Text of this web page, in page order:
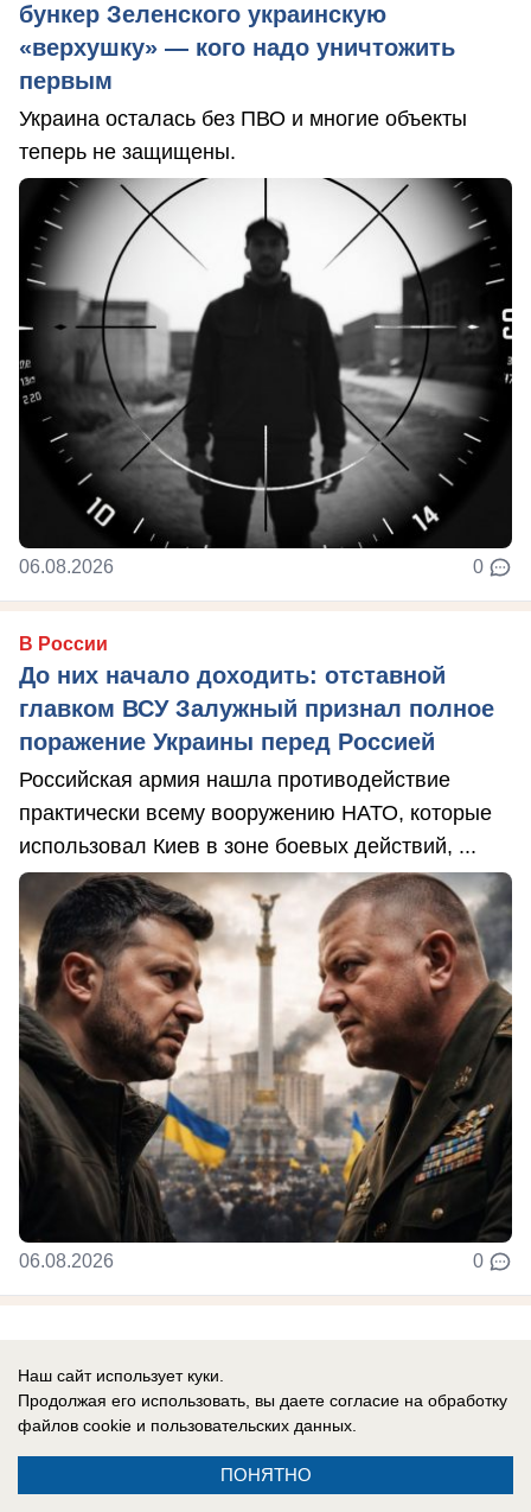
бункер Зеленского украинскую
«верхушку» — кого надо уничтожить
первым
Украина осталась без ПВО и многие объекты
теперь не защищены.
06.08.2026 0
В России
До них начало доходить: отставной
главком ВСУ Залужный признал полное
поражение Украины перед Россией
Российская армия нашла противодействие
практически всему вооружению НАТО, которые
использовал Киев в зоне боевых действий, ...
06.08.2026 0
Наш сайт использует куки.
Продолжая его использовать, вы даете согласие на обработку
файлов cookie и пользовательских данных.
ПОНЯТНО